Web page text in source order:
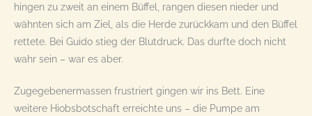
hingen zu zweit an einem Büffel, rangen diesen nieder und
wähnten sich am Ziel, als die Herde zurückkam und den Büffel
rettete. Bei Guido stieg der Blutdruck. Das durfte doch nicht
wahr sein – war es aber.
Zugegebenermassen frustriert gingen wir ins Bett. Eine
weitere Hiobsbotschaft erreichte uns – die Pumpe am